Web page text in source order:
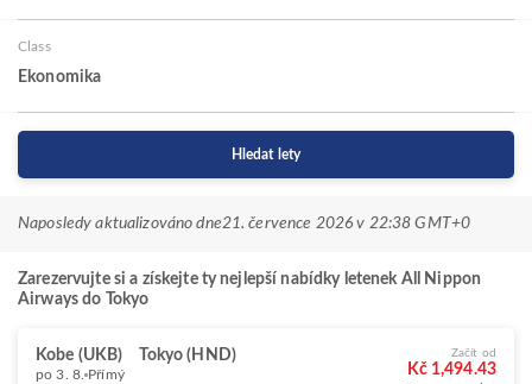
Class
Ekonomika
Hledat lety
Naposledy aktualizováno dne21. července 2026 v 22:38 GMT+0
Zarezervujte si a získejte ty nejlepší nabídky letenek All Nippon
Airways do Tokyo
Kobe (UKB) Tokyo (HND)
po 3. 8. Přímý
Začít od
Kč 1,494.43